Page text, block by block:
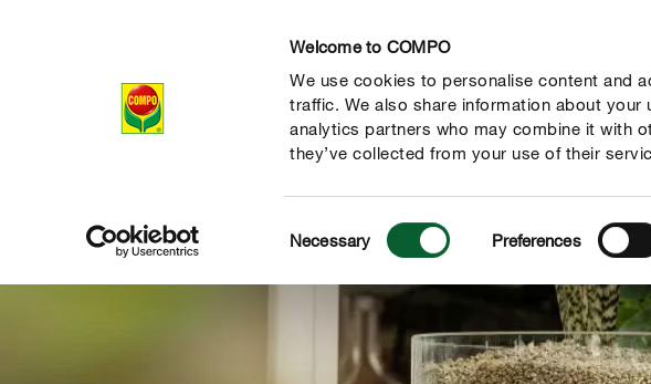
Welcome to COMPO
We use cookies to personalise content and
traffic. We also share information about
analytics partners who may combine it with
they’ve collected from your use of their
Selection
Necessary Preferences
Produkte Ratgeber